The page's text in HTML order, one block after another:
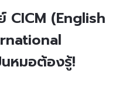
CICM (English
หมอต้องรู้!